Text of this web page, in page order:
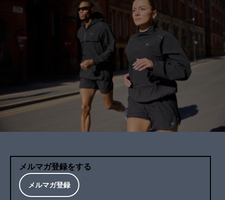
メルマガ登録をする
メルマガ登録